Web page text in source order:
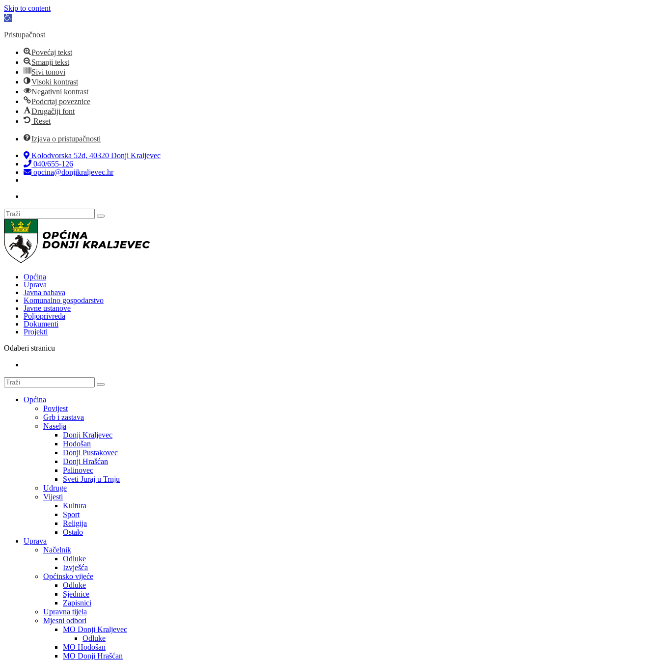
Skip to content
Open
Pristupačnost
Povećaj tekst
Smanji tekst
Sivi tonovi
Visoki kontrast
Negativni kontrast
Podcrtaj poveznice
Drugačiji font
Reset
Izjava o pristupačnosti
Kolodvorska 52d, 40320 Donji Kraljevec
040/655-126
opcina@donjikraljevec.hr
Općina
Uprava
Javna nabava
Komunalno gospodarstvo
Javne ustanove
Poljoprivreda
Dokumenti
Projekti
Odaberi stranicu
Općina
Povijest
Grb i zastava
Naselja
Donji Kraljevec
Hodošan
Donji Pustakovec
Donji Hrašćan
Palinovec
Sveti Juraj u Trnju
Udruge
Vijesti
Kultura
Sport
Religija
Ostalo
Uprava
Načelnik
Odluke
Izvješća
Općinsko vijeće
Odluke
Sjednice
Zapisnici
Upravna tijela
Mjesni odbori
MO Donji Kraljevec
Odluke
MO Hodošan
MO Donji Hrašćan